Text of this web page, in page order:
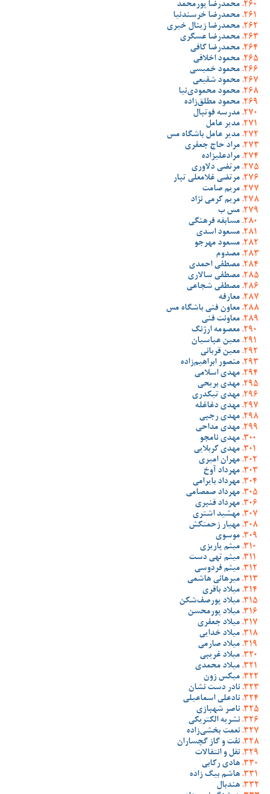
محمدرضا پورمحمد
محمدرضا خرسندنیا
محمدرضا زینال خیری
محمدرضا عسگری
محمدرضا کافی
محمود اخلاقی
محمود خمیسی
محمود شفیعی
محمود محمودی‌نیا
محمود مطلق‌زاده
مدرسه فوتبال
مدیر عامل
مدیر عامل باشگاه مس
مراد حاج جعفری
مرادعلیزاده
مرتضی دلاوری
مرتضی غلامعلی تبار
مریم صامت
مریم کرمی نژاد
مس ب
مسابقه فرهنگی
مسعود اسدی
مسعود مهرجو
مصدوم
مصطفی احمدی
مصطفی سالاری
مصطفی شجاعی
معارفه
معاون فنی باشگاه مس
معاونت فنی
معصومه ارژنگ
معین عباسیان
معین قربانی
منصور ابراهیم‌زاده
مهدی اسلامی
مهدی بریحی
مهدی تیکدری
مهدی دغاغله
مهدی رجبی
مهدی مداحی
مهدی نامجو
مهدی کربلایی
مهران امیری
مهرداد آوخ
مهرداد بایرامی
مهرداد صمصامی
مهرداد قنبری
مهشید اشتری
مهیار زحمتکش
موسوی
میثم پاریزی
میثم تهی دست
میثم فردوسی
میرهانی هاشمی
میلاد باقری
میلاد پورصف‌شکن
میلاد پورمحسن
میلاد جعفری
میلاد خدایی
میلاد صارمی
میلاد غریبی
میلاد محمدی
میکس زون
نادر دست نشان
نادعلی اسماعیلی
ناصر شهبازی
نشریه الکتریکی
نعمت بخشی‌زاده
نفت و گاز گچساران
نقل و انتقالات
هادی رکابی
هاشم بیگ زاده
هندبال